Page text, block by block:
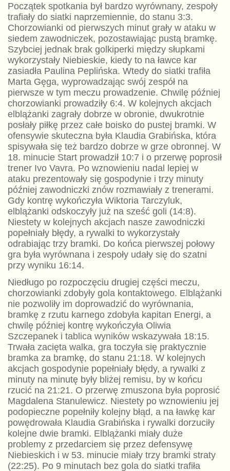
Początek spotkania był bardzo wyrównany, zespoły
trafiały do siatki naprzemiennie, do stanu 3:3.
Chorzowianki od pierwszych minut grały w ataku w
siedem zawodniczek, pozostawiając pustą bramkę.
Szybciej jednak brak golkiperki między słupkami
wykorzystały Niebieskie, kiedy to na ławce kar
zasiadła Paulina Peplińska. Wtedy do siatki trafiła
Marta Gęga, wyprowadzając swój zespół na
pierwsze w tym meczu prowadzenie. Chwilę później
chorzowianki prowadziły 6:4. W kolejnych akcjach
elblążanki zagrały dobrze w obronie, dwukrotnie
posłały piłkę przez całe boisko do pustej bramki. W
ofensywie skuteczna była Klaudia Grabińska, która
spisywała się też bardzo dobrze w grze obronnej. W
18. minucie Start prowadził 10:7 i o przerwę poprosił
trener Ivo Vavra. Po wznowieniu nadal lepiej w
ataku prezentowały się gospodynie i trzy minuty
później zawodniczki znów rozmawiały z trenerami.
Gdy kontrę wykończyła Wiktoria Tarczyluk,
elblążanki odskoczyły już na sześć goli (14:8).
Niestety w kolejnych akcjach nasze zawodniczki
popełniały błędy, a rywalki to wykorzystały
odrabiając trzy bramki. Do końca pierwszej połowy
gra była wyrównana i zespoły udały się do szatni
przy wyniku 16:14.
Niedługo po rozpoczęciu drugiej części meczu,
chorzowianki zdobyły gola kontaktowego. Elblążanki
nie pozwoliły im doprowadzić do wyrównania,
bramkę z rzutu karnego zdobyła kapitan Energi, a
chwilę później kontrę wykończyła Oliwia
Szczepanek i tablica wyników wskazywała 18:15.
Trwała zacięta walka, gra toczyła się praktycznie
bramka za bramkę, do stanu 21:18. W kolejnych
akcjach gospodynie popełniały błędy, a rywalki z
minuty na minutę były bliżej remisu, by w końcu
rzucić na 21:21. O przerwę zmuszona była poprosić
Magdalena Stanulewicz. Niestety po wznowieniu jej
podopieczne popełniły kolejny błąd, a na ławkę kar
powędrowała Klaudia Grabińska i rywalki dorzuciły
kolejne dwie bramki. Elblążanki miały duże
problemy z przedarciem się przez defensywę
Niebieskich i w 53. minucie miały trzy bramki straty
(22:25). Po 9 minutach bez gola do siatki trafiła